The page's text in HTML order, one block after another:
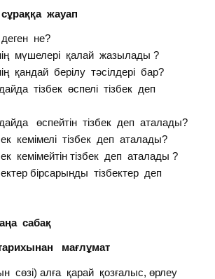
жауап
деген не?
мүшелері қалай жазылады ?
қандай берілу тәсілдері бар?
тізбек өспелі тізбек деп
өспейтін тізбек деп аталады?
кемімелі тізбек деп аталады?
кемімейтін тізбек деп аталады ?
бірсарынды тізбектер деп
сабақ
мағлұмат
сөзі) алға қарай қозғалыс, өрлеу